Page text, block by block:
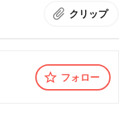
クリップ
フォロー